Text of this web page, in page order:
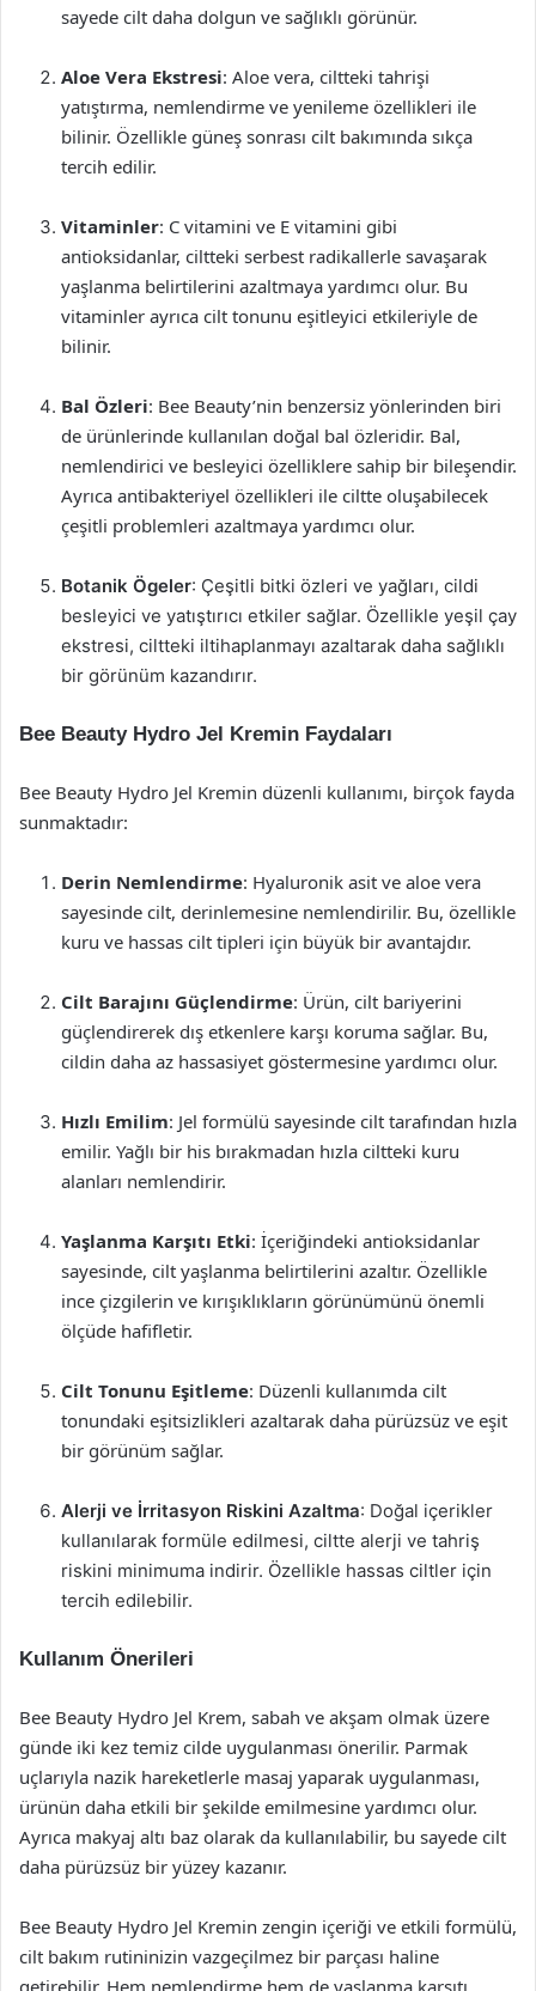
sayede cilt daha dolgun ve sağlıklı görünür.
Aloe Vera Ekstresi: Aloe vera, ciltteki tahrişi
yatıştırma, nemlendirme ve yenileme özellikleri ile
bilinir. Özellikle güneş sonrası cilt bakımında sıkça
tercih edilir.
Vitaminler: C vitamini ve E vitamini gibi
antioksidanlar, ciltteki serbest radikallerle savaşarak
yaşlanma belirtilerini azaltmaya yardımcı olur. Bu
vitaminler ayrıca cilt tonunu eşitleyici etkileriyle de
bilinir.
Bal Özleri: Bee Beauty’nin benzersiz yönlerinden biri
de ürünlerinde kullanılan doğal bal özleridir. Bal,
nemlendirici ve besleyici özelliklere sahip bir bileşendir.
Ayrıca antibakteriyel özellikleri ile ciltte oluşabilecek
çeşitli problemleri azaltmaya yardımcı olur.
Botanik Ögeler: Çeşitli bitki özleri ve yağları, cildi
besleyici ve yatıştırıcı etkiler sağlar. Özellikle yeşil çay
ekstresi, ciltteki iltihaplanmayı azaltarak daha sağlıklı
bir görünüm kazandırır.
Bee Beauty Hydro Jel Kremin Faydaları
Bee Beauty Hydro Jel Kremin düzenli kullanımı, birçok fayda
sunmaktadır:
Derin Nemlendirme: Hyaluronik asit ve aloe vera
sayesinde cilt, derinlemesine nemlendirilir. Bu, özellikle
kuru ve hassas cilt tipleri için büyük bir avantajdır.
Cilt Barajını Güçlendirme: Ürün, cilt bariyerini
güçlendirerek dış etkenlere karşı koruma sağlar. Bu,
cildin daha az hassasiyet göstermesine yardımcı olur.
Hızlı Emilim: Jel formülü sayesinde cilt tarafından hızla
emilir. Yağlı bir his bırakmadan hızla ciltteki kuru
alanları nemlendirir.
Yaşlanma Karşıtı Etki: İçeriğindeki antioksidanlar
sayesinde, cilt yaşlanma belirtilerini azaltır. Özellikle
ince çizgilerin ve kırışıklıkların görünümünü önemli
ölçüde hafifletir.
Cilt Tonunu Eşitleme: Düzenli kullanımda cilt
tonundaki eşitsizlikleri azaltarak daha pürüzsüz ve eşit
bir görünüm sağlar.
Alerji ve İrritasyon Riskini Azaltma: Doğal içerikler
kullanılarak formüle edilmesi, ciltte alerji ve tahriş
riskini minimuma indirir. Özellikle hassas ciltler için
tercih edilebilir.
Kullanım Önerileri
Bee Beauty Hydro Jel Krem, sabah ve akşam olmak üzere
günde iki kez temiz cilde uygulanması önerilir. Parmak
uçlarıyla nazik hareketlerle masaj yaparak uygulanması,
ürünün daha etkili bir şekilde emilmesine yardımcı olur.
Ayrıca makyaj altı baz olarak da kullanılabilir, bu sayede cilt
daha pürüzsüz bir yüzey kazanır.
Bee Beauty Hydro Jel Kremin zengin içeriği ve etkili formülü,
cilt bakım rutininizin vazgeçilmez bir parçası haline
getirebilir. Hem nemlendirme hem de yaşlanma karşıtı